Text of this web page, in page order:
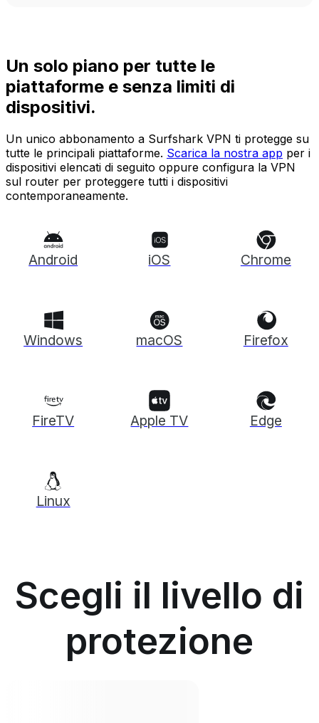
Un solo piano per tutte le
piattaforme e senza limiti di
dispositivi.
Un unico abbonamento a Surfshark VPN ti protegge su
tutte le principali piattaforme. Scarica la nostra app per i
dispositivi elencati di seguito oppure configura la VPN
sul router per proteggere tutti i dispositivi
contemporaneamente.
Android iOS Chrome
Windows macOS Firefox
FireTV Apple TV Edge
Linux
Scegli il livello di
protezione